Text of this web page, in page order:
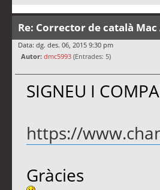
Re: Corrector de català Mac
Data: dg. des. 06, 2015 9:30 pm
Autor: dmc5993 (Entrades: 5)
SIGNEU I
https://
Gràcies